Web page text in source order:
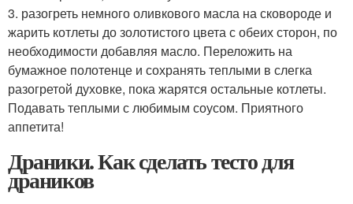
3. разогреть немного оливкового масла на сковороде и
жарить котлеты до золотистого цвета с обеих сторон, по
необходимости добавляя масло. Переложить на
бумажное полотенце и сохранять теплыми в слегка
разогретой духовке, пока жарятся остальные котлеты.
Подавать теплыми с любимым соусом. Приятного
аппетита!
Драники. Как сделать тесто для
драников